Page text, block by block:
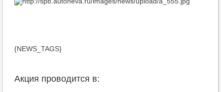
{NEWS_TAGS}
Акция проводится в: